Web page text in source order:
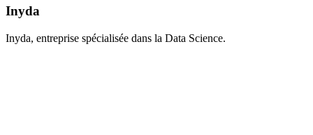
Inyda
Inyda, entreprise spécialisée dans la Data Science.